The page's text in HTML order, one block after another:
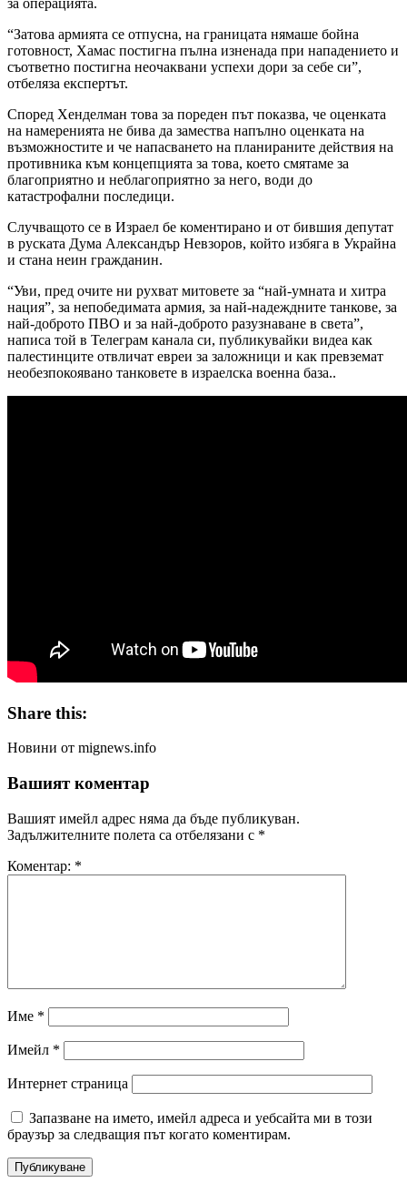
“Затова армията се отпусна, на границата нямаше бойна
готовност, Хамас постигна пълна изненада при нападението и
съответно постигна неочаквани успехи дори за себе си”,
отбеляза експертът.
Според Хенделман това за пореден път показва, че оценката
на намеренията не бива да замества напълно оценката на
възможностите и че напасването на планираните действия на
противника към концепцията за това, което смятаме за
благоприятно и неблагоприятно за него, води до
катастрофални последици.
Случващото се в Израел бе коментирано и от бившия депутат
в руската Дума Александър Невзоров, който избяга в Украйна
и стана неин гражданин.
“Уви, пред очите ни рухват митовете за “най-умната и хитра
нация”, за непобедимата армия, за най-надеждните танкове, за
най-доброто ПВО и за най-доброто разузнаване в света”,
написа той в Телеграм канала си, публикувайки видеа как
палестинците отвличат евреи за заложници и как превземат
необезпокоявано танковете в израелска военна база..
Share this:
Новини от mignews.info
Вашият коментар
Вашият имейл адрес няма да бъде публикуван.
Задължителните полета са отбелязани с *
Коментар: *
Име *
Имейл *
Интернет страница
Запазване на името, имейл адреса и уебсайта ми в този
браузър за следващия път когато коментирам.